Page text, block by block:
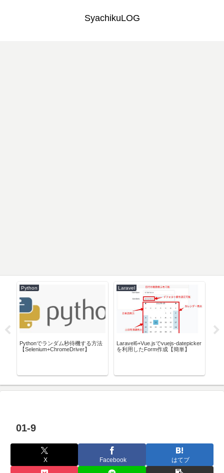
SyachikuLOG
Python
Pythonでランダム秒待機する方法
【Selenium+ChromeDriver】
Laravel
Laravel6+Vue.jsでvuejs-datepicker
を利用したForm作成【簡単】
01-9
X Facebook はてブ